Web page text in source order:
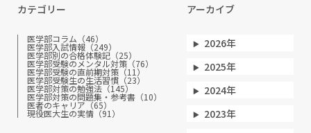
カテゴリー
医学部コラム（46）
医学部入試情報（249）
医学部別の合格体験記（25）
医学部受験のメンタル対策（76）
医学部受験の直前期対策（11）
医学部受験生の生活習慣（23）
医学部対策の勉強法（145）
医学部対策の問題集・参考書（10）
医者のキャリア（65）
現役医大生の実情（91）
アーカイブ
2026年
2025年
2024年
2023年